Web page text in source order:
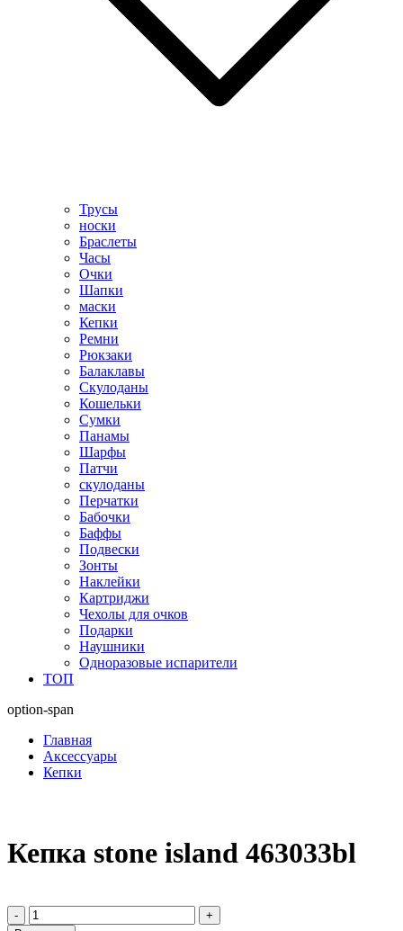
Трусы
носки
Браслеты
Часы
Очки
Шапки
маски
Кепки
Ремни
Рюкзаки
Балаклавы
Скулоданы
Кошельки
Сумки
Панамы
Шарфы
Патчи
скулоданы
Перчатки
Бабочки
Баффы
Подвески
Зонты
Наклейки
Картриджи
Чехолы для очков
Подарки
Наушники
Одноразовые испарители
ТОП
option-span
Главная
Аксессуары
Кепки
Кепка stone island 463033bl
-
+